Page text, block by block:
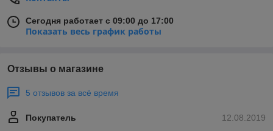
Сегодня работает с 09:00 до 17:00
Показать весь график работы
Отзывы о магазине
5 отзывов за всё время
12.08.2019
Покупатель